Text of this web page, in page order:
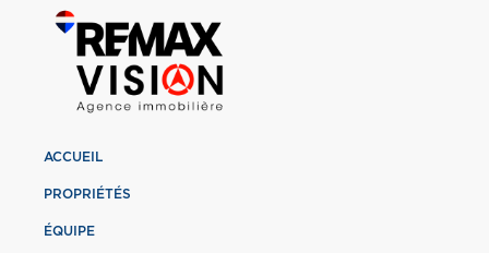
ACCUEIL
PROPRIÉTÉS
ÉQUIPE